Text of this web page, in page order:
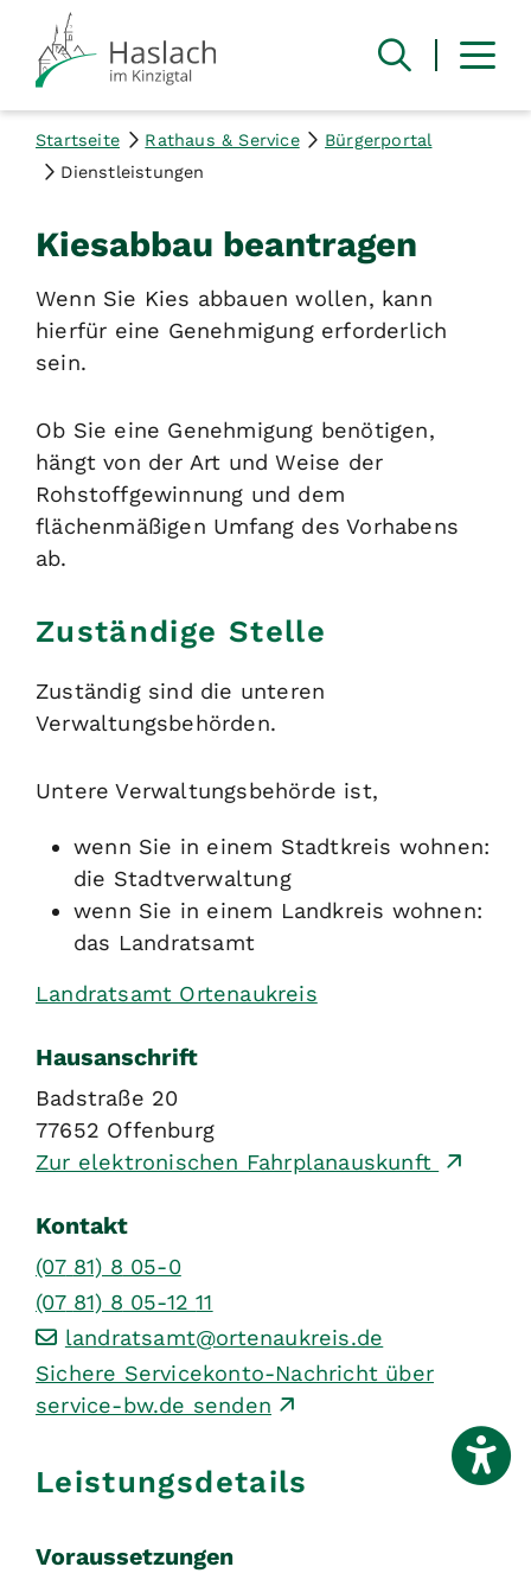
Startseite Rathaus & Service
Bürgerportal
Dienstleistungen
Kiesabbau beantragen
Wenn Sie Kies abbauen wollen, kann
hierfür eine Genehmigung erforderlich
sein.
Ob Sie eine Genehmigung benötigen,
hängt von der Art und Weise der
Rohstoffgewinnung und dem
flächenmäßigen Umfang des Vorhabens
ab.
Zuständige Stelle
Zuständig sind die unteren
Verwaltungsbehörden.
Untere Verwaltungsbehörde ist,
wenn Sie in einem Stadtkreis wohnen:
die Stadtverwaltung
wenn Sie in einem Landkreis wohnen:
das Landratsamt
Landratsamt Ortenaukreis
Hausanschrift
Badstraße 20
77652 Offenburg
Zur elektronischen Fahrplanauskunft
Kontakt
(07 81) 8 05-0
(07 81) 8 05-12 11
landratsamt@ortenaukreis.de
Sichere Servicekonto-Nachricht über
service-bw.de senden
Leistungsdetails
Voraussetzungen